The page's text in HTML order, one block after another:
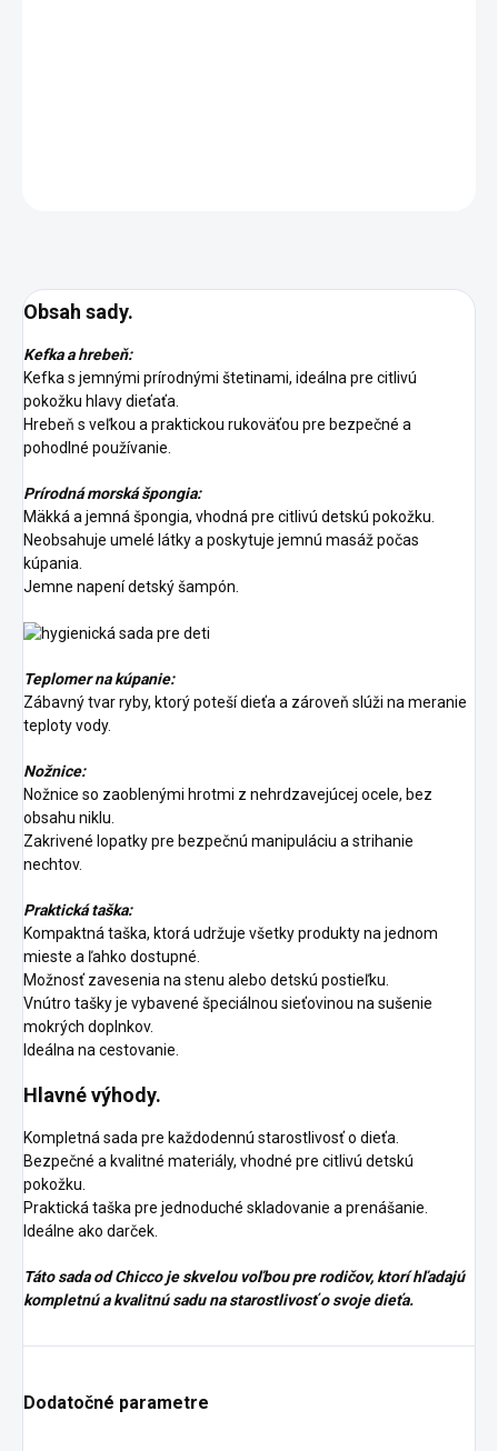
Obsah sady.
Kefka a hrebeň:
Kefka s jemnými prírodnými štetinami, ideálna pre citlivú
pokožku hlavy dieťaťa.
Hrebeň s veľkou a praktickou rukoväťou pre bezpečné a
pohodlné používanie.
Prírodná morská špongia:
Mäkká a jemná špongia, vhodná pre citlivú detskú pokožku.
Neobsahuje umelé látky a poskytuje jemnú masáž počas
kúpania.
Jemne napení detský šampón.
Teplomer na kúpanie:
Zábavný tvar ryby, ktorý poteší dieťa a zároveň slúži na meranie
teploty vody.
Nožnice:
Nožnice so zaoblenými hrotmi z nehrdzavejúcej ocele, bez
obsahu niklu.
Zakrivené lopatky pre bezpečnú manipuláciu a strihanie
nechtov.
Praktická taška:
Kompaktná taška, ktorá udržuje všetky produkty na jednom
mieste a ľahko dostupné.
Možnosť zavesenia na stenu alebo detskú postieľku.
Vnútro tašky je vybavené špeciálnou sieťovinou na sušenie
mokrých doplnkov.
Ideálna na cestovanie.
Hlavné výhody.
Kompletná sada pre každodennú starostlivosť o dieťa.
Bezpečné a kvalitné materiály, vhodné pre citlivú detskú
pokožku.
Praktická taška pre jednoduché skladovanie a prenášanie.
Ideálne ako darček.
Táto sada od Chicco je skvelou voľbou pre rodičov, ktorí hľadajú
kompletnú a kvalitnú sadu na starostlivosť o svoje dieťa.
Dodatočné parametre